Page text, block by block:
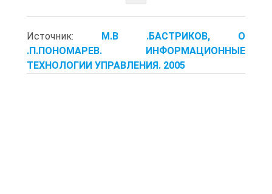
Источник: М.В .БАСТРИКОВ, О
.П.ПОНОМАРЕВ. ИНФОРМАЦИОННЫЕ
ТЕХНОЛОГИИ УПРАВЛЕНИЯ. 2005